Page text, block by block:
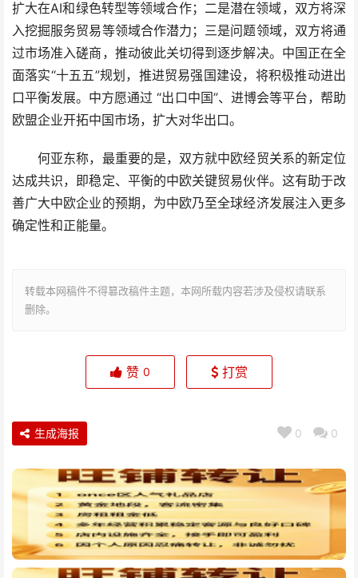
扩大在AI和绿色转型等领域合作；二是潜在领域，双方将深
入挖掘服务贸易等领域合作潜力；三是问题领域，双方将通
过市场准入磋商，推动彼此关切得到逐步解决。中国正在全
面落实“十五五”规划，推进贸易强国建设，将积极推动进出
口平衡发展。中方愿通过 “出口中国”、进博会等平台，帮助
欧盟企业开拓中国市场，扩大对华出口。
何亚东称，最重要的是，双方就中欧经贸关系的新定位
达成共识，即稳定、平衡的中欧关键贸易伙伴。这有助于改
善广大中欧企业的预期，为中欧乃至全球经济发展注入更多
确定性和正能量。
转载本网稿件不得篡改稿件主题，本网所载内容若涉及侵权请联系
删除。
赞 0 打赏
0 0
生成海报